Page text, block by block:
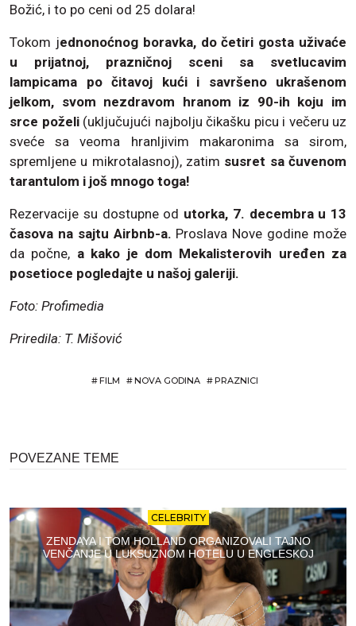
Božić, i to po ceni od 25 dolara!
Tokom jednonoćnog boravka, do četiri gosta uživaće
u prijatnoj, prazničnoj sceni sa svetlucavim
lampicama po čitavoj kući i savršeno ukrašenom
jelkom, svom nezdravom hranom iz 90-ih koju im
srce poželi (uključujući najbolju čikašku picu i večeru uz
sveće sa veoma hranljivim makaronima sa sirom,
spremljene u mikrotalasnoj), zatim susret sa čuvenom
tarantulom i još mnogo toga!
Rezervacije su dostupne od utorka, 7. decembra u 13
časova na sajtu Airbnb-a. Proslava Nove godine može
da počne, a kako je dom Mekalisterovih uređen za
posetioce pogledajte u našoj galeriji.
Foto: Profimedia
Priredila: T. Mišović
#FILM #NOVA GODINA #PRAZNICI
POVEZANE TEME
CELEBRITY
ZENDAYA I TOM HOLLAND ORGANIZOVALI TAJNO
VENČANJE U LUKSUZNOM HOTELU U ENGLESKOJ